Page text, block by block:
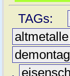
TAGs:
altmetalle
,